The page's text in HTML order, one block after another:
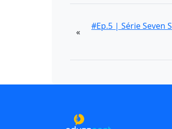
«
#Ep.5 | Série Seven